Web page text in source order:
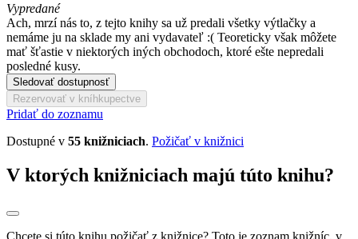
Vypredané
Ach, mrzí nás to, z tejto knihy sa už predali všetky výtlačky a
nemáme ju na sklade my ani vydavateľ :( Teoreticky však môžete
mať šťastie v niektorých iných obchodoch, ktoré ešte nepredali
posledné kusy.
Sledovať dostupnosť
Rezervovať v kníhkupectve
Pridať do zoznamu
Dostupné v 55 knižniciach. Požičať v knižnici
V ktorých knižniciach majú túto knihu?
Chcete si túto knihu požičať z knižnice? Toto je zoznam knižníc, v